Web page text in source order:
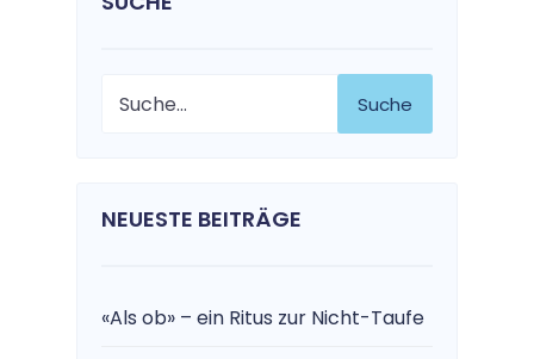
Suche
NEUESTE BEITRÄGE
«Als ob» – ein Ritus zur Nicht-Taufe